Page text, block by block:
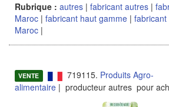
Rubrique : autres | fabricant autres |
Maroc | fabricant haut gamme |
Maroc |
VENTE 719115. Produits Agro-
alimentaire | producteur autres pour